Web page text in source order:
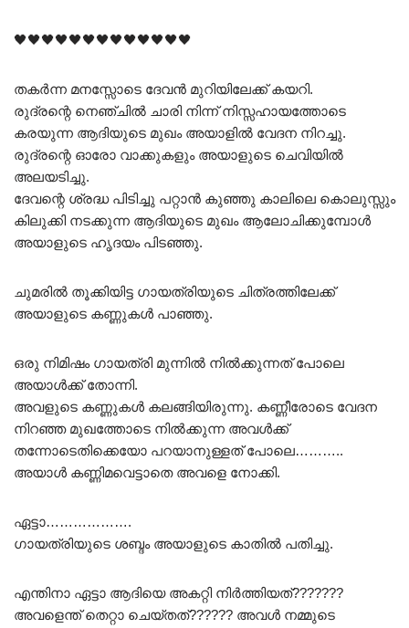
🖤🖤🖤🖤🖤🖤🖤🖤🖤🖤🖤🖤🖤
തകർന്ന മനസ്സോടെ ദേവൻ മുറിയിലേക്ക് കയറി.
രുദ്രന്റെ നെഞ്ചിൽ ചാരി നിന്ന് നിസ്സഹായത്തോടെ
കരയുന്ന ആദിയുടെ മുഖം അയാളിൽ വേദന നിറച്ചു.
രുദ്രന്റെ ഓരോ വാക്കുകളും അയാളുടെ ചെവിയിൽ
അലയടിച്ചു.
ദേവന്റെ ശ്രദ്ധ പിടിച്ചു പറ്റാൻ കുഞ്ഞു കാലിലെ കൊലുസ്സും
കിലുക്കി നടക്കുന്ന ആദിയുടെ മുഖം ആലോചിക്കുമ്പോൾ
അയാളുടെ ഹൃദയം പിടഞ്ഞു.
ചുമരിൽ തൂക്കിയിട്ട ഗായത്രിയുടെ ചിത്രത്തിലേക്ക്
അയാളുടെ കണ്ണുകൾ പാഞ്ഞു.
ഒരു നിമിഷം ഗായത്രി മുന്നിൽ നിൽക്കുന്നത് പോലെ
അയാൾക്ക് തോന്നി.
അവളുടെ കണ്ണുകൾ കലങ്ങിയിരുന്നു. കണ്ണീരോടെ വേദന
നിറഞ്ഞ മുഖത്തോടെ നിൽക്കുന്ന അവൾക്ക്
തന്നോടെതിക്കെയോ പറയാനുള്ളത് പോലെ………..
അയാൾ കണ്ണിമവെട്ടാതെ അവളെ നോക്കി.
ഏട്ടാ……………….
ഗായത്രിയുടെ ശബ്ദം അയാളുടെ കാതിൽ പതിച്ചു.
എന്തിനാ ഏട്ടാ ആദിയെ അകറ്റി നിർത്തിയത്???????
അവളെന്ത് തെറ്റാ ചെയ്തത്?????? അവൾ നമ്മുടെ